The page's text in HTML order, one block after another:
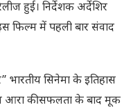
हुई। निर्देशक अर्देशिर
फिल्म में पहली बार संवाद
भारतीय सिनेमा के इतिहास
आरा की सफलता के बाद मूक